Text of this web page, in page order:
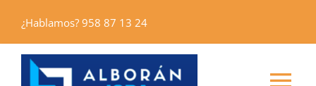
contenido
¿Hablamos? 958 87 13 24